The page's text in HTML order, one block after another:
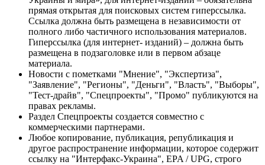
прямая открытая для поисковых систем гиперссылка.
Ссылка должна быть размещена в независимости от
полного либо частичного использования материалов.
Гиперссылка (для интернет- изданий) – должна быть
размещена в подзаголовке или в первом абзаце
материала.
Новости с пометками "Мнение", "Экспертиза",
"Заявление", "Регионы", "Деньги", "Власть", "Выборы",
"Тест-драйв", "Спецпроекты", "Промо" публикуются на
правах рекламы.
Раздел Спецпроекты создается совместно с
коммерческими партнерами.
Любое копирование, публикация, републикация и
другое распространение информации, которое содержит
ссылку на "Интерфакс-Украина", EPA / UPG, строго